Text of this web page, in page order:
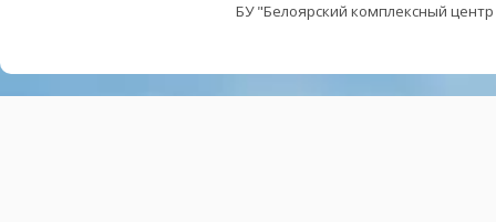
БУ "Белоярский комплексный